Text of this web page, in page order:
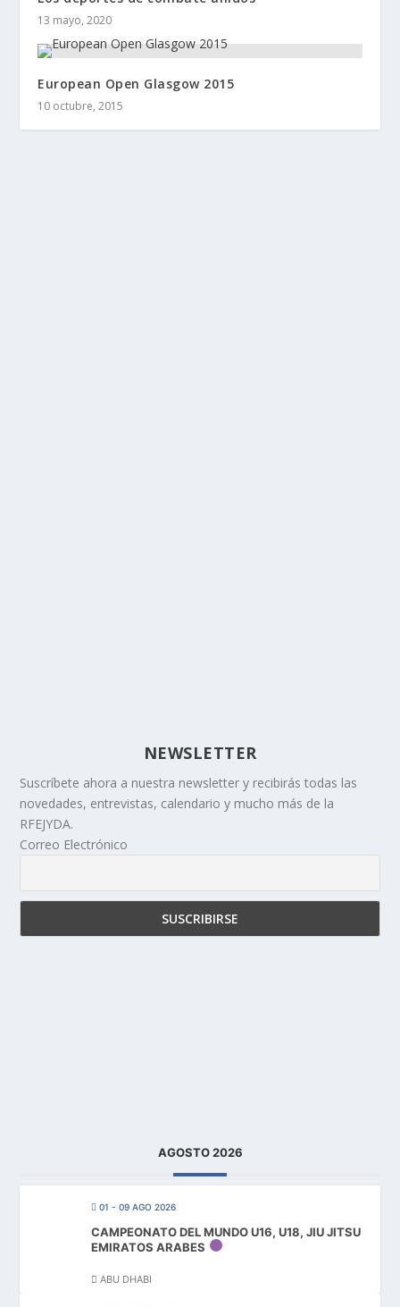
13 mayo, 2020
European Open Glasgow 2015
10 octubre, 2015
NEWSLETTER
Suscríbete ahora a nuestra newsletter y recibirás todas las
novedades, entrevistas, calendario y mucho más de la
RFEJYDA.
Correo Electrónico
AGOSTO 2026
01 - 09 AGO 2026
CAMPEONATO DEL MUNDO U16, U18, JIU JITSU
EMIRATOS ARABES
ABU DHABI